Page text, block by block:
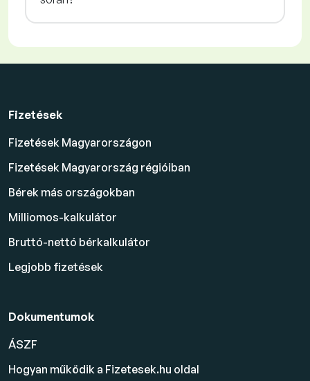
Fizetések
Fizetések Magyarországon
Fizetések Magyarország régióiban
Bérek más országokban
Milliomos-kalkulátor
Bruttó-nettó bérkalkulátor
Legjobb fizetések
Dokumentumok
ÁSZF
Hogyan működik a Fizetesek.hu oldal